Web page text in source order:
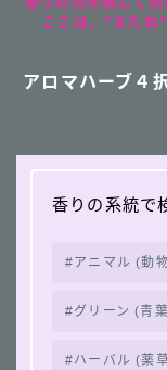
ここは、“またね
アロマハーブ４
香りの系統で
アニマル (動
グリーン (青
ハーバル (薬